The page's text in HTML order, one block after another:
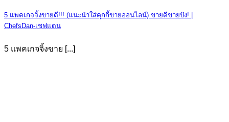
5 แพคเกจจิ้งขายดี!!! (แนะนำใส่คุกกี้ขายออนไลน์) ขายดีขายปัง! |
ChefsDan-เชฟแดน
5 แพคเกจจิ้งขาย [...]